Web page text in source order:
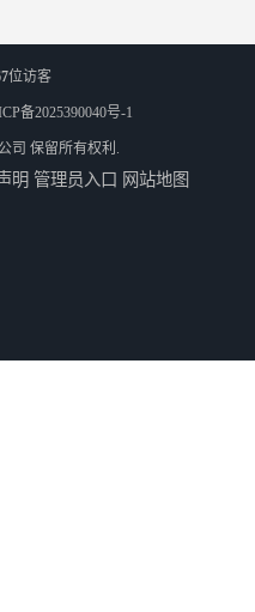
位访客
备2025390040号-1
司 保留所有权利.
明 管理员入口 网站地图